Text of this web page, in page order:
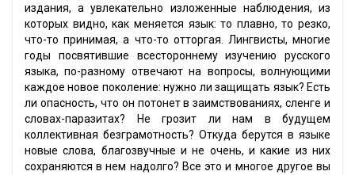
издания, а увлекательно изложенные наблюдения, из
которых видно, как меняется язык: то плавно, то резко,
что-то принимая, а что-то отторгая. Лингвисты, многие
годы посвятившие всестороннему изучению русского
языка, по-разному отвечают на вопросы, волнующими
каждое новое поколение: нужно ли защищать язык? Есть
ли опасность, что он потонет в заимствованиях, сленге и
словах-паразитах? Не грозит ли нам в будущем
коллективная безграмотность? Откуда берутся в языке
новые слова, благозвучные и не очень, и какие из них
сохраняются в нем надолго? Все это и многое другое вы